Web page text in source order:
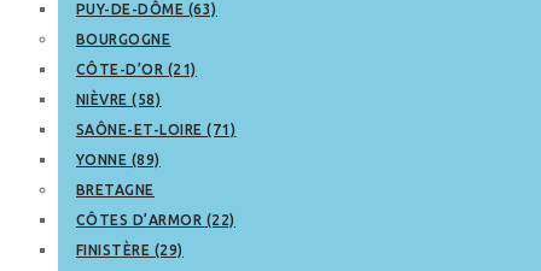
PUY-DE-DÔME (63)
BOURGOGNE
CÔTE-D’OR (21)
NIÈVRE (58)
SAÔNE-ET-LOIRE (71)
YONNE (89)
BRETAGNE
CÔTES D’ARMOR (22)
FINISTÈRE (29)